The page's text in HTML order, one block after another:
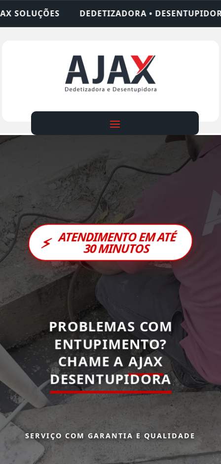
• DESENTUPIDORA • LIMPEZA DE
⚡ ATENDIMENTO EM ATÉ
30 MINUTOS
PROBLEMAS COM
ENTUPIMENTO?
CHAME A AJAX
DESENTUPIDORA
SERVIÇO COM GARANTIA E QUALIDADE